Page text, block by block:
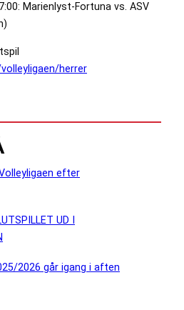
Marienlyst-Fortuna vs. ASV
herrer
efter
UD I
2026 går igang i aften